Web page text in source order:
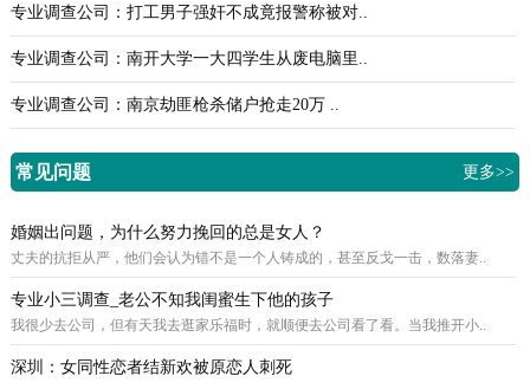
专业调查公司：打工男子强奸不成竟报警称被对..
专业调查公司：南开大学一大四学生从废电脑里..
专业调查公司：南京劫匪枪杀储户抢走20万 ..
常见问题 更多>>
婚姻出问题，为什么努力挽回的总是女人？
丈夫的抗拒从严，他们会认为错不是一个人铸成的，甚至反戈一击，数落妻..
专业小三调查_老公不知我闺蜜生下他的孩子
我很少去公司，但有天我去逛家乐福时，就顺便去公司看了看。当我推开小..
深圳：女同性恋者结新欢被原恋人刺死